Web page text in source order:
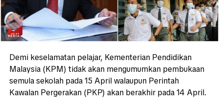
Demi keselamatan pelajar, Kementerian Pendidikan
Malaysia (KPM) tidak akan mengumumkan pembukaan
semula sekolah pada 15 Aprilwalaupun Perintah
Kawalan Pergerakan (PKP) akan berakhir pada 14 April.